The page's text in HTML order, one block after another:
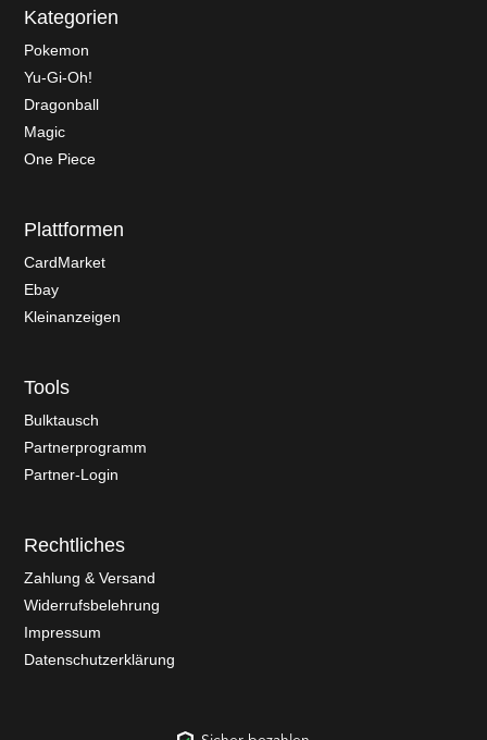
Kategorien
Pokemon
Yu-Gi-Oh!
Dragonball
Magic
One Piece
Plattformen
CardMarket
Ebay
Kleinanzeigen
Tools
Bulktausch
Partnerprogramm
Partner-Login
Rechtliches
Zahlung & Versand
Widerrufsbelehrung
Impressum
Datenschutzerklärung